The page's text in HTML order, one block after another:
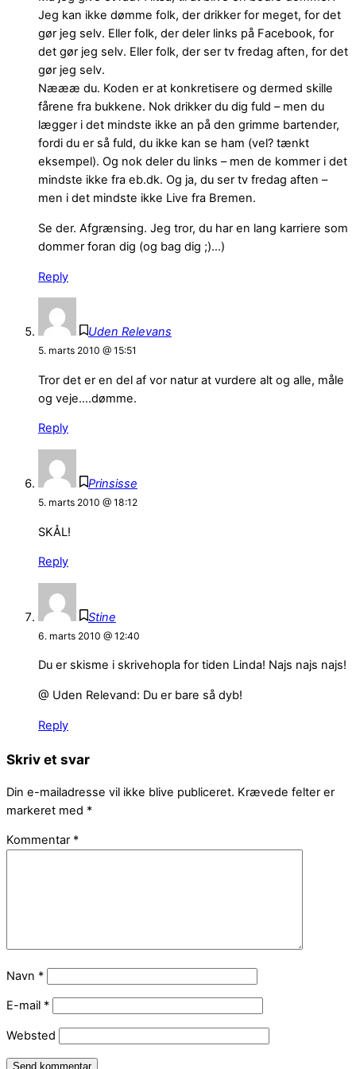
Jeg kan ikke dømme folk, der drikker for meget, for det
gør jeg selv. Eller folk, der deler links på Facebook, for
det gør jeg selv. Eller folk, der ser tv fredag aften, for det
gør jeg selv.
Næææ du. Koden er at konkretisere og dermed skille
fårene fra bukkene. Nok drikker du dig fuld – men du
lægger i det mindste ikke an på den grimme bartender,
fordi du er så fuld, du ikke kan se ham (vel? tænkt
eksempel). Og nok deler du links – men de kommer i det
mindste ikke fra eb.dk. Og ja, du ser tv fredag aften –
men i det mindste ikke Live fra Bremen.
Se der. Afgrænsing. Jeg tror, du har en lang karriere som
dommer foran dig (og bag dig ;)…)
Reply
Uden Relevans
5. marts 2010 @ 15:51
Tror det er en del af vor natur at vurdere alt og alle, måle
og veje….dømme.
Reply
Prinsisse
5. marts 2010 @ 18:12
SKÅL!
Reply
Stine
6. marts 2010 @ 12:40
Du er skisme i skrivehopla for tiden Linda! Najs najs najs!
@ Uden Relevand: Du er bare så dyb!
Reply
Skriv et svar
Din e-mailadresse vil ikke blive publiceret. Krævede felter er
markeret med *
Kommentar *
Navn *
E-mail *
Websted